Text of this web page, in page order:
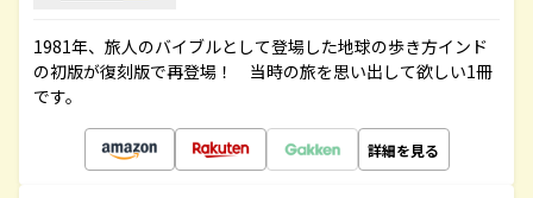
1981年、旅人のバイブルとして登場した地球の歩き方インド
の初版が復刻版で再登場！ 当時の旅を思い出して欲しい1冊
です。
詳細を見る